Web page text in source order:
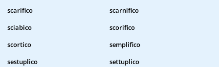
scarifico
scarnifico
sciabico
scorifico
scortico
semplifico
sestuplico
settuplico